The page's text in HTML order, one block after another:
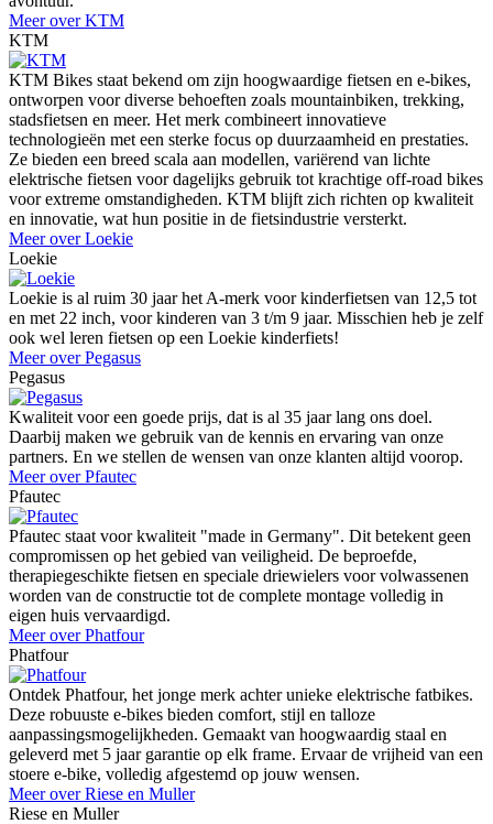
Meer over KTM
KTM
KTM Bikes staat bekend om zijn hoogwaardige fietsen en e-bikes,
ontworpen voor diverse behoeften zoals mountainbiken, trekking,
stadsfietsen en meer. Het merk combineert innovatieve
technologieën met een sterke focus op duurzaamheid en prestaties.
Ze bieden een breed scala aan modellen, variërend van lichte
elektrische fietsen voor dagelijks gebruik tot krachtige off-road bikes
voor extreme omstandigheden. KTM blijft zich richten op kwaliteit
en innovatie, wat hun positie in de fietsindustrie versterkt.
Meer over Loekie
Loekie
Loekie is al ruim 30 jaar het A-merk voor kinderfietsen van 12,5 tot
en met 22 inch, voor kinderen van 3 t/m 9 jaar. Misschien heb je zelf
ook wel leren fietsen op een Loekie kinderfiets!
Meer over Pegasus
Pegasus
Kwaliteit voor een goede prijs, dat is al 35 jaar lang ons doel.
Daarbij maken we gebruik van de kennis en ervaring van onze
partners. En we stellen de wensen van onze klanten altijd voorop.
Meer over Pfautec
Pfautec
Pfautec staat voor kwaliteit "made in Germany". Dit betekent geen
compromissen op het gebied van veiligheid. De beproefde,
therapiegeschikte fietsen en speciale driewielers voor volwassenen
worden van de constructie tot de complete montage volledig in
eigen huis vervaardigd.
Meer over Phatfour
Phatfour
Ontdek Phatfour, het jonge merk achter unieke elektrische fatbikes.
Deze robuuste e-bikes bieden comfort, stijl en talloze
aanpassingsmogelijkheden. Gemaakt van hoogwaardig staal en
geleverd met 5 jaar garantie op elk frame. Ervaar de vrijheid van een
stoere e-bike, volledig afgestemd op jouw wensen.
Meer over Riese en Muller
Riese en Muller